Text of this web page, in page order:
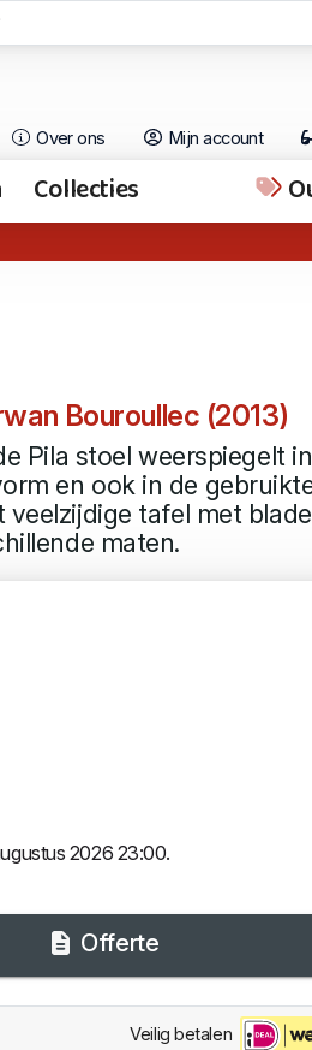
Over ons Mijn account
Collecties
Bouroullec (2013)
Pila stoel weerspiegelt
en ook in de
veelzijdige tafel met
maten.
2026 23:00.
Offerte
Veilig betalen